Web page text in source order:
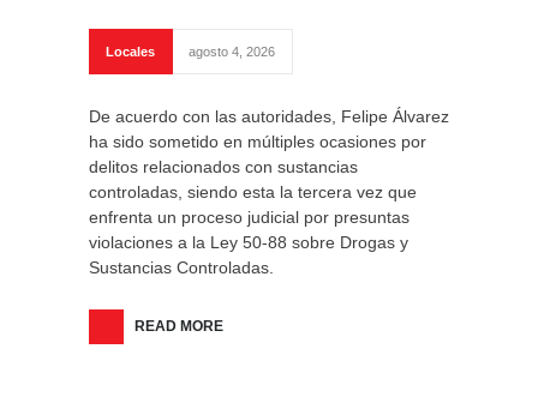
Locales agosto 4, 2026
De acuerdo con las autoridades, Felipe Álvarez
ha sido sometido en múltiples ocasiones por
delitos relacionados con sustancias
controladas, siendo esta la tercera vez que
enfrenta un proceso judicial por presuntas
violaciones a la Ley 50-88 sobre Drogas y
Sustancias Controladas.
READ MORE